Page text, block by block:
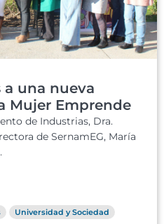
a una nueva
Mujer Emprende
de Industrias, Dra.
de SernamEG, María
Universidad y Sociedad